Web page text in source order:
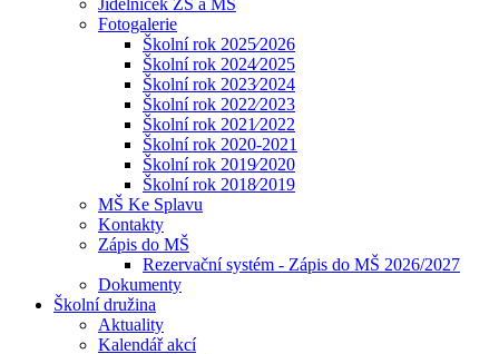
Jídelníček ZŠ a MŠ
Fotogalerie
Školní rok 2025⁄2026
Školní rok 2024⁄2025
Školní rok 2023⁄2024
Školní rok 2022⁄2023
Školní rok 2021⁄2022
Školní rok 2020-2021
Školní rok 2019⁄2020
Školní rok 2018⁄2019
MŠ Ke Splavu
Kontakty
Zápis do MŠ
Rezervační systém - Zápis do MŠ 2026/2027
Dokumenty
Školní družina
Aktuality
Kalendář akcí